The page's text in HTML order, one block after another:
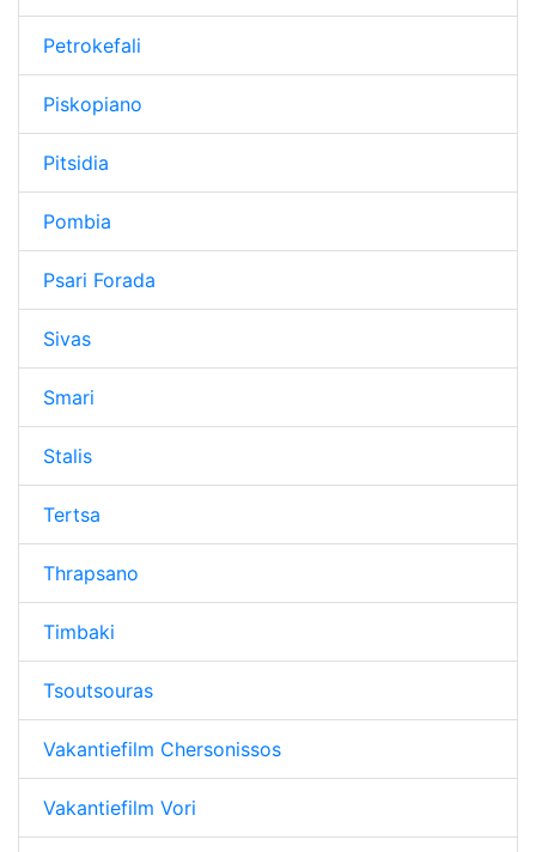
Petrokefali
Piskopiano
Pitsidia
Pombia
Psari Forada
Sivas
Smari
Stalis
Tertsa
Thrapsano
Timbaki
Tsoutsouras
Vakantiefilm Chersonissos
Vakantiefilm Vori